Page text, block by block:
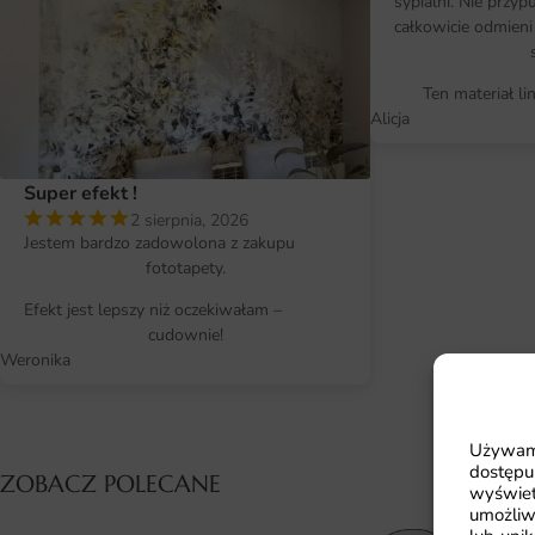
Super efekt !
2 sierpnia, 2026
Jestem bardzo zadowolona z zakupu
fototapety.
Efekt jest lepszy niż oczekiwałam –
cudownie!
Weronika
całkowicie
Ten materiał
Alicja
ZOBACZ POLECANE